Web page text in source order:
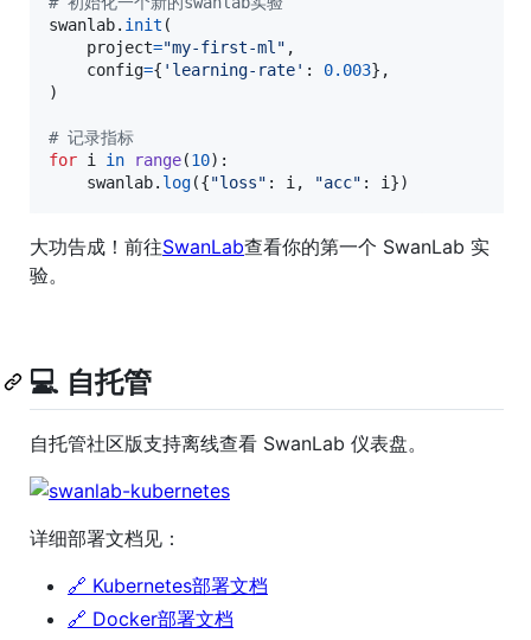
swanlab. init (
project="my-first-ml" ,
config={ 'learning-rate' : 0.003},
)
# 记录指标
for i in range(10):
swanlab. log({"loss" : i , "acc" : i })
大功告成！前往SwanLab查看你的第一个 SwanLab 实
验。
💻 自托管
自托管社区版支持离线查看 SwanLab 仪表盘。
详细部署文档见：
🔗 Kubernetes部署文档
🔗 Docker部署文档